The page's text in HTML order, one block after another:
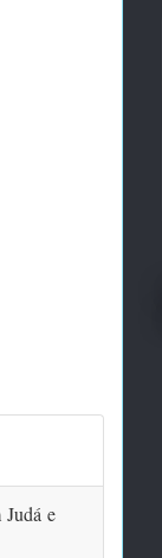
Judá e